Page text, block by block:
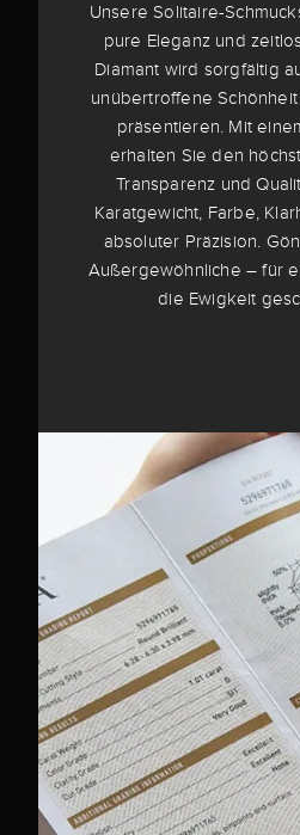
Unsere Solitaire-
pure Eleganz und
Diamant wird sorgfältig
unübertroffene
präsentieren. Mit
erhalten Sie den
Transparenz und
Karatgewicht, Farbe,
absoluter Präzision.
Außergewöhnliche – für
die Ewigkeit